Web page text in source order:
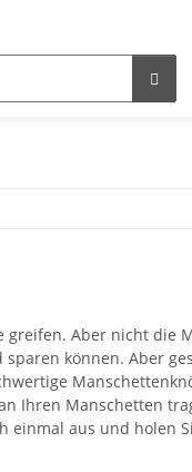
Angebote %
greifen. Aber nicht die
können. Aber
Ihren Manschetten
einmal aus und holen